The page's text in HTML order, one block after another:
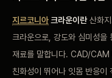
지르코니아 크라운이란 산화
크라운으로, 강도와 심미성을
재료를 말합니다. CAD/CAM
친화성이 뛰어나 잇몸 반응이